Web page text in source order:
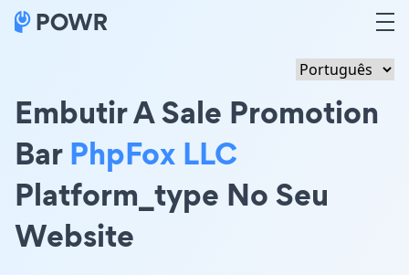
Embutir A Sale Promotion
BarPhpFox LLC
Platform_type No Seu
Website